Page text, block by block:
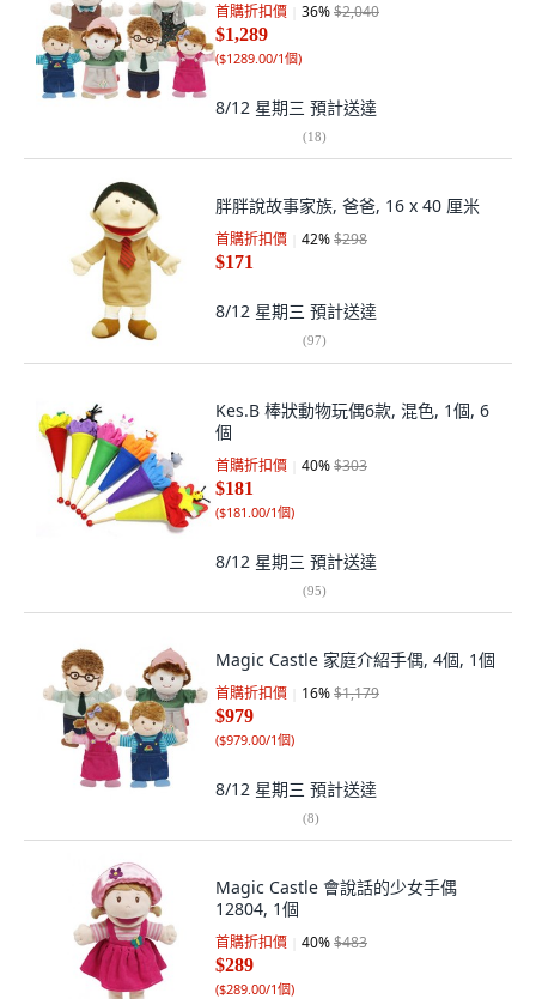
首購折扣價 36%$2,040
$1,289
($1289.00/1個)
8/12 星期三 預計送達
(18)
胖胖說故事家族, 爸爸, 16 x 40 厘米
首購折扣價 42%$298
$171
8/12 星期三 預計送達
(97)
Kes.B 棒狀動物玩偶6款, 混色, 1個, 6
個
首購折扣價 40%$303
$181
($181.00/1個)
8/12 星期三 預計送達
(95)
Magic Castle 家庭介紹手偶, 4個, 1個
首購折扣價 16%$1,179
$979
($979.00/1個)
8/12 星期三 預計送達
(8)
Magic Castle 會說話的少女手偶
12804, 1個
首購折扣價 40%$483
$289
($289.00/1個)